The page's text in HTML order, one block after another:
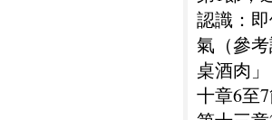
認識：
氣（參
桌酒肉
十章6至